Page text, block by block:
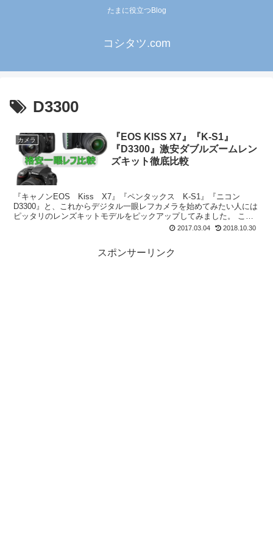
たまに役立つBlog
コシタツ.com
D3300
カメラ
『EOS KISS X7』『K-S1』
『D3300』激安ダブルズームレン
ズキット徹底比較
『キャノンEOS Kiss X7』『ペンタックス K-S1』『ニコン
D3300』と、これからデジタル一眼レフカメラを始めてみたい人には
ピッタリのレンズキットモデルをピックアップしてみました。 この3
2017.03.04 2018.10.30
スポンサーリンク